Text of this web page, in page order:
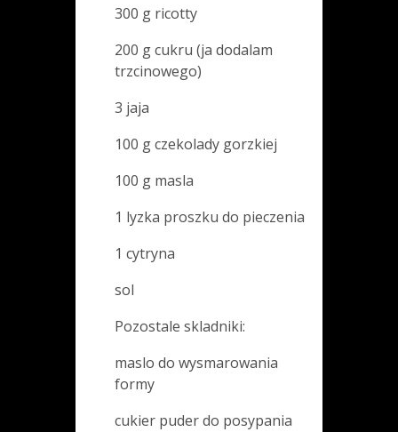
300 g ricotty
200 g cukru (ja dodalam
trzcinowego)
3 jaja
100 g czekolady gorzkiej
100 g masla
1 lyzka proszku do pieczenia
1 cytryna
sol
Pozostale skladniki:
maslo do wysmarowania
formy
cukier puder do posypania